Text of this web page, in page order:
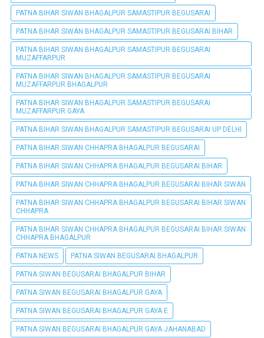
PATNA BIHAR SIWAN BHAGALPUR SAMASTIPUR BEGUSARAI
PATNA BIHAR SIWAN BHAGALPUR SAMASTIPUR BEGUSARAI BIHAR
PATNA BIHAR SIWAN BHAGALPUR SAMASTIPUR BEGUSARAI
MUZAFFARPUR
PATNA BIHAR SIWAN BHAGALPUR SAMASTIPUR BEGUSARAI
MUZAFFARPUR BHAGALPUR
PATNA BIHAR SIWAN BHAGALPUR SAMASTIPUR BEGUSARAI
MUZAFFARPUR GAYA
PATNA BIHAR SIWAN BHAGALPUR SAMASTIPUR BEGUSARAI UP DELHI
PATNA BIHAR SIWAN CHHAPRA BHAGALPUR BEGUSARAI
PATNA BIHAR SIWAN CHHAPRA BHAGALPUR BEGUSARAI BIHAR
PATNA BIHAR SIWAN CHHAPRA BHAGALPUR BEGUSARAI BIHAR SIWAN
PATNA BIHAR SIWAN CHHAPRA BHAGALPUR BEGUSARAI BIHAR SIWAN
CHHAPRA
PATNA BIHAR SIWAN CHHAPRA BHAGALPUR BEGUSARAI BIHAR SIWAN
CHHAPRA BHAGALPUR
PATNA NEWS PATNA SIWAN BEGUSARAI BHAGALPUR
PATNA SIWAN BEGUSARAI BHAGALPUR BIHAR
PATNA SIWAN BEGUSARAI BHAGALPUR GAYA
PATNA SIWAN BEGUSARAI BHAGALPUR GAYA E
PATNA SIWAN BEGUSARAI BHAGALPUR GAYA JAHANABAD